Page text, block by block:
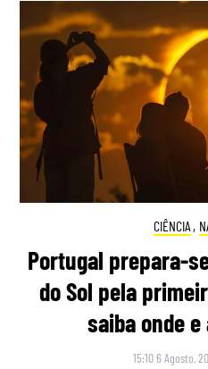
CIÊNCIA ,
Portugal prepara-
do Sol pela
saiba onde
15:10 6 Agosto,